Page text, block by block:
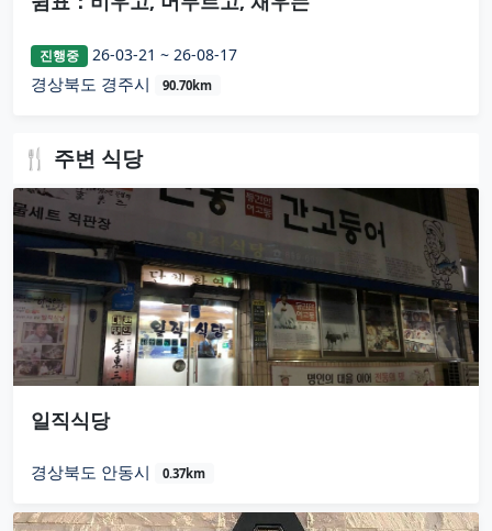
진행중 26-03-21 ~ 26-08-17
경상북도 경주시 90.70km
🍴 주변 식당
일직식당
경상북도 안동시 0.37km